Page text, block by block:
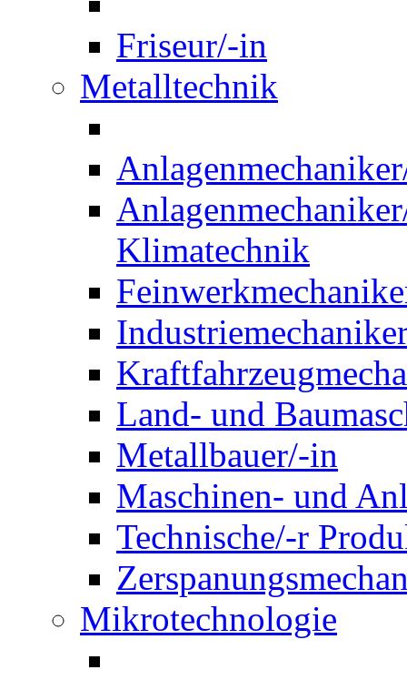
Friseur/-in
Metalltechnik
Klimatechnik
Land- und
Metallbauer/-in
Maschinen- und
Technische/-r
Mikrotechnologie